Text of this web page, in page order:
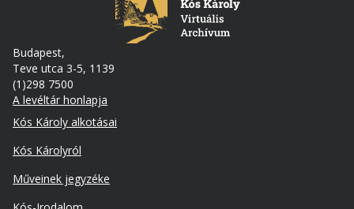
Budapest,
Teve utca 3-5, 1139
(1)298 7500
A levéltár honlapja
Footer
Kós Károly alkotásai
Kós Károlyról
Műveinek jegyzéke